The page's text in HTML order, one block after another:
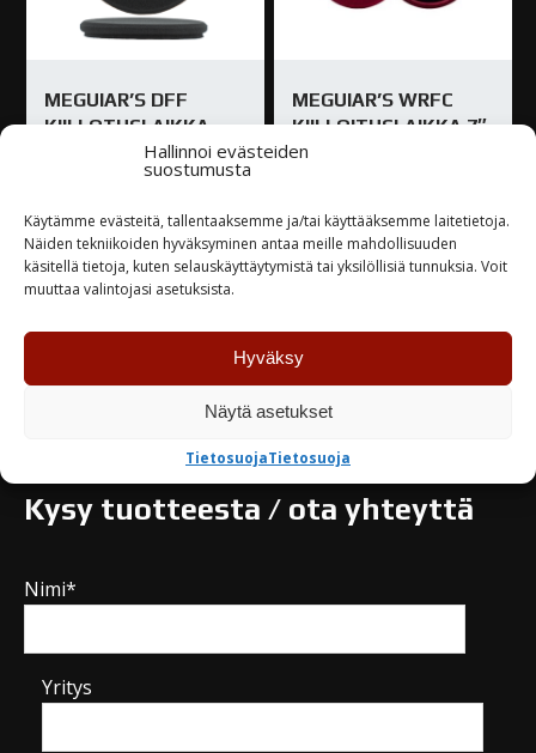
Hallinnoi evästeiden
suostumusta
Käytämme evästeitä, tallentaaksemme ja/tai käyttääksemme laitetietoja.
Näiden tekniikoiden hyväksyminen antaa meille mahdollisuuden
käsitellä tietoja, kuten selauskäyttäytymistä tai yksilöllisiä tunnuksia. Voit
muuttaa valintojasi asetuksista.
Hyväksy
Näytä asetukset
TietosuojaTietosuoja
MEGUIAR’S DFF
KIILLOTUSLAIKKA
VIIMEISTELY 6″ DFF6
Loppu varastosta
TUTUSTU
MEGUIAR’S WRFC
KIILLOITUSLAIKKA 7″
WRFC7
Loppu varastosta
TUTUSTU
Kysy tuotteesta / ota yhteyttä
Nimi*
Yritys